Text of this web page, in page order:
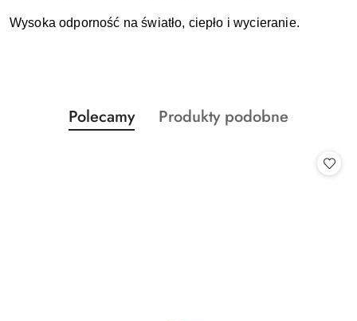
Wysoka odporność na światło, ciepło i wycieranie.
Pomiń karuzelę produktów
Produkty
o
Polecamy
Produkty
Produkty podobne